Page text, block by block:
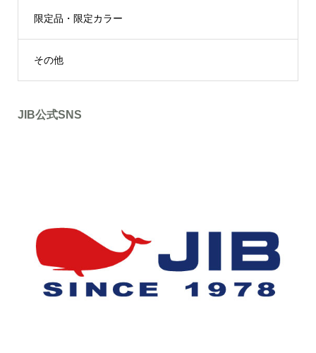
限定品・限定カラー
その他
JIB公式SNS